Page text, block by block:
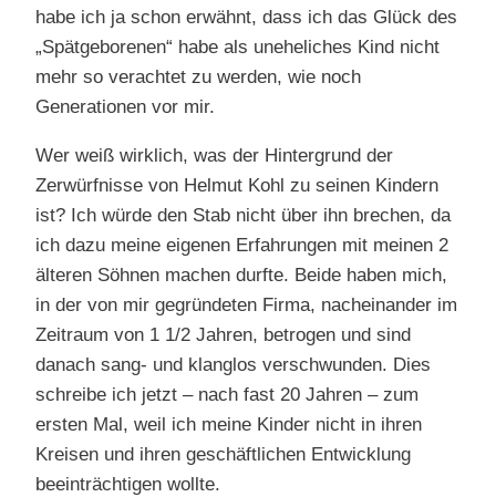
habe ich ja schon erwähnt, dass ich das Glück des
„Spätgeborenen“ habe als uneheliches Kind nicht
mehr so verachtet zu werden, wie noch
Generationen vor mir.
Wer weiß wirklich, was der Hintergrund der
Zerwürfnisse von Helmut Kohl zu seinen Kindern
ist? Ich würde den Stab nicht über ihn brechen, da
ich dazu meine eigenen Erfahrungen mit meinen 2
älteren Söhnen machen durfte. Beide haben mich,
in der von mir gegründeten Firma, nacheinander im
Zeitraum von 1 1/2 Jahren, betrogen und sind
danach sang- und klanglos verschwunden. Dies
schreibe ich jetzt – nach fast 20 Jahren – zum
ersten Mal, weil ich meine Kinder nicht in ihren
Kreisen und ihren geschäftlichen Entwicklung
beeinträchtigen wollte.